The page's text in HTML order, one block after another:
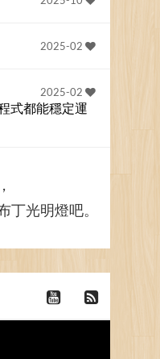
2025-02
2025-02
式都能穩定運
丁光明燈吧。